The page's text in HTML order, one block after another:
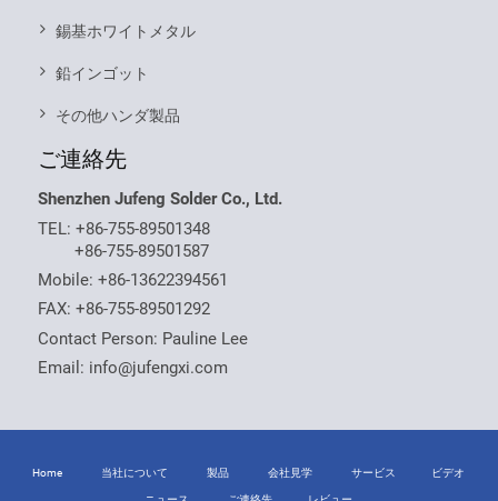
錫基ホワイトメタル
鉛インゴット
その他ハンダ製品
ご連絡先
Shenzhen Jufeng Solder Co., Ltd.
TEL:+86-755-89501348
+86-755-89501587
Mobile:+86-13622394561
FAX: +86-755-89501292
Contact Person: Pauline Lee
Email: info@jufengxi.com
Home 当社について 製品 会社見学 サービス ビデオ